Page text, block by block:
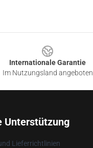
Internationale Garantie
Im Nutzungsland angeboten
Unterstützung
Lieferrichtlinien